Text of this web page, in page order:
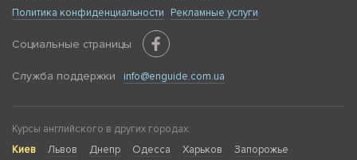
Политика конфиденциальности
Рекламные услуги
Социальные страницы
Служба поддержки info@enguide.com.ua
Курсы английского в других городах:
Киев
Львов Днепр Одесса Харьков
Запорожье